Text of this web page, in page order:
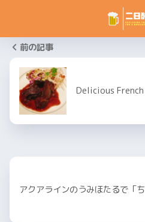
前の記事
Delicious
アクアラインのうみほたるで「ち